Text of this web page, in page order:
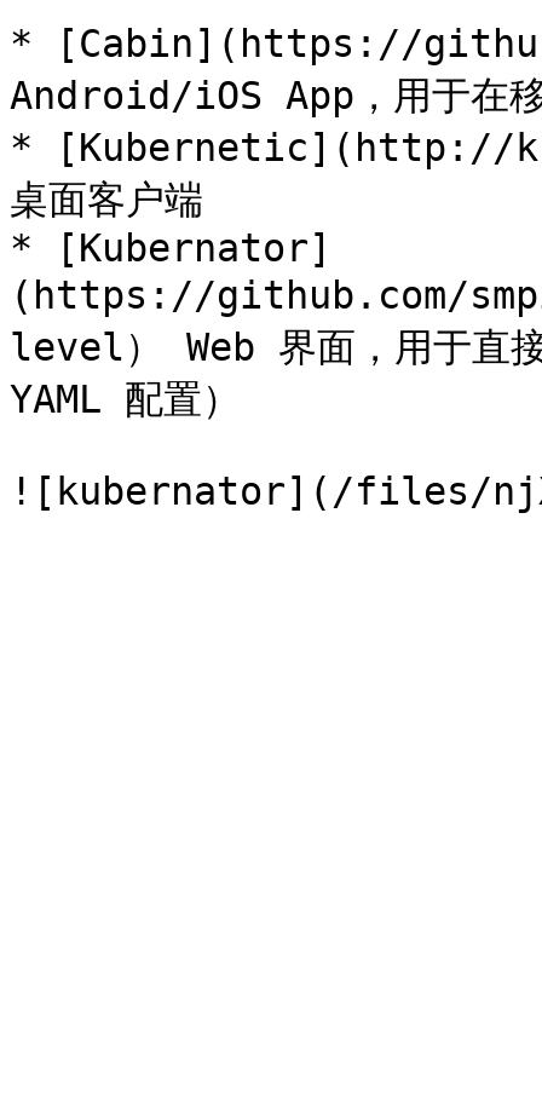
* [Cabin](https://
Android/iOS App，用于在
* [Kubernetic](http://
桌面客户端
* [Kubernator]
(https://github.com/
level） Web 界面，用于直
YAML 配置）